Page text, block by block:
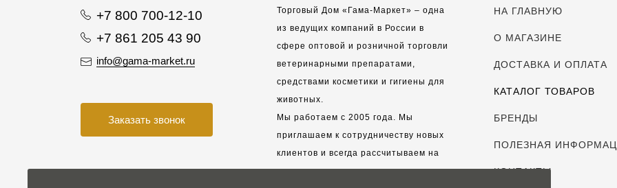
+7 800 700-12-10
+7 861 205 43 90
info@gama-market.ru
Заказать звонок
Торговый Дом «Гама-Маркет» – одна
из ведущих компаний в России в
сфере оптовой и розничной торговли
ветеринарными препаратами,
средствами косметики и гигиены для
животных.
Мы работаем с 2005 года. Мы
приглашаем к сотрудничеству новых
клиентов и всегда рассчитываем на
взаимовыгодные, долгосрочные
НА ГЛАВНУЮ
О МАГАЗИНЕ
ДОСТАВКА И ОПЛАТА
КАТАЛОГ ТОВАРОВ
БРЕНДЫ
ПОЛЕЗНАЯ
КОНТАКТЫ